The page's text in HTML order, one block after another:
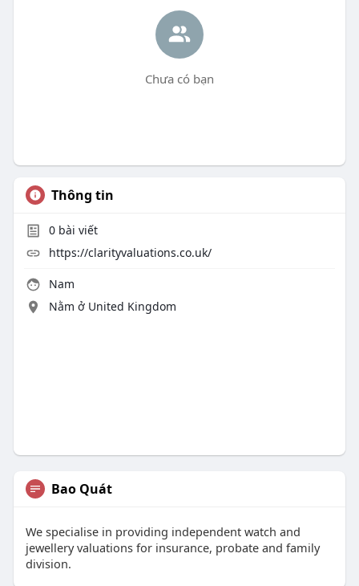
Chưa có bạn
Thông tin
0bài viết
https://clarityvaluations.co.uk/
Nam
Nằm ở United Kingdom
Bao Quát
We specialise in providing independent watch and
jewellery valuations for insurance, probate and family
division.